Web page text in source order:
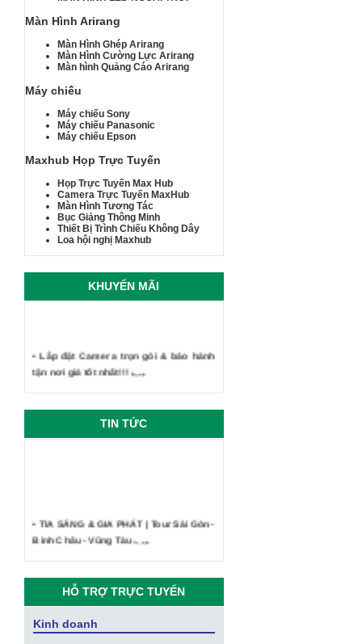
Màn Hình Arirang
Màn Hình Ghép Arirang
Màn Hình Cường Lực Arirang
Màn hình Quảng Cáo Arirang
Máy chiếu
Máy chiếu Sony
Máy chiếu Panasonic
Máy chiếu Epson
Maxhub Họp Trực Tuyến
Họp Trực Tuyến Max Hub
Camera Trực Tuyến MaxHub
Màn Hình Tương Tác
Bục Giảng Thông Minh
Thiết Bị Trình Chiếu Không Dây
Loa hội nghị Maxhub
KHUYẾN MÃI
tận nơi giá tốt nhất!!!
TIN TỨC
• CEO Vingroup: “Sau smartphone,
SmartTV, điều hòa, tủ lạnh thông minh”
HỖ TRỢ TRỰC TUYẾN
Kinh doanh